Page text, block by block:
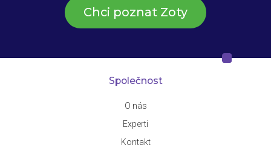
Chci poznat Zoty
Společnost
O nás
Experti
Kontakt